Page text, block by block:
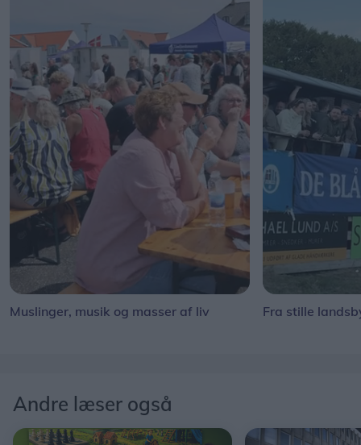
Muslinger, musik og masser af liv Fra stille
Andre læser også